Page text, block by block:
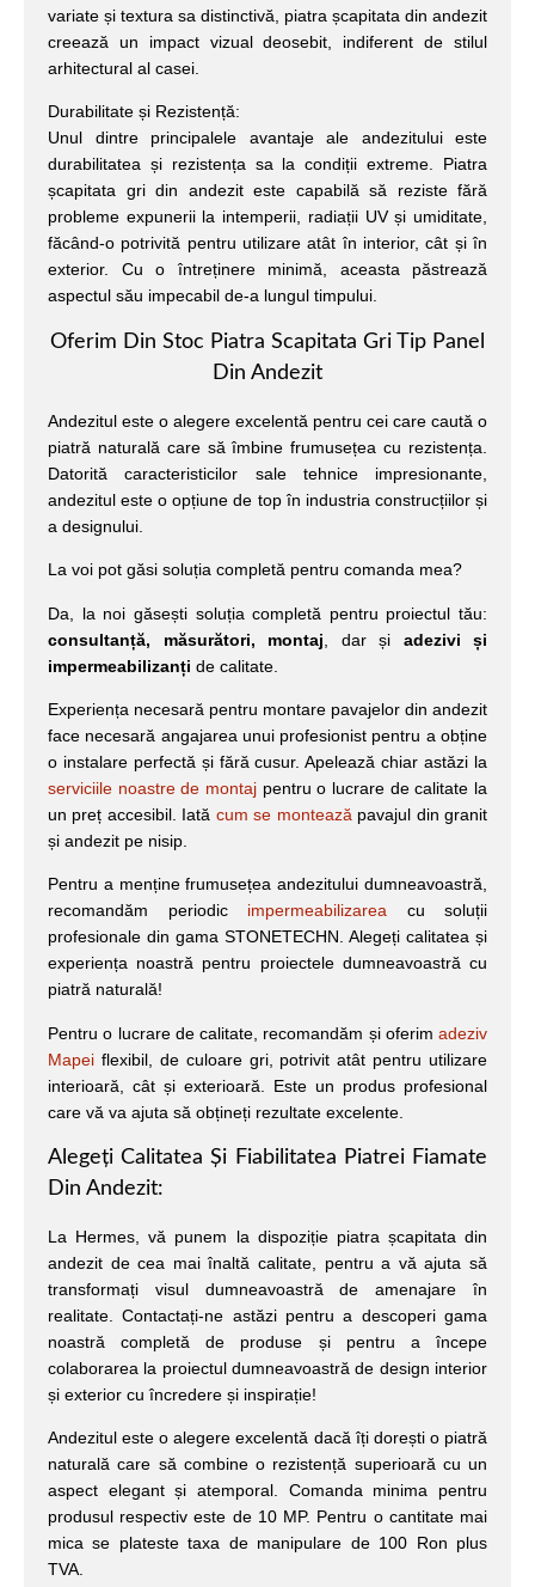
variate și textura sa distinctivă, piatra șcapitata din andezit
creează un impact vizual deosebit, indiferent de stilul
arhitectural al casei.
Durabilitate și Rezistență:
Unul dintre principalele avantaje ale andezitului este
durabilitatea și rezistența sa la condiții extreme. Piatra
șcapitata gri din andezit este capabilă să reziste fără
probleme expunerii la intemperii, radiații UV și umiditate,
făcând-o potrivită pentru utilizare atât în interior, cât și în
exterior. Cu o întreținere minimă, aceasta păstrează
aspectul său impecabil de-a lungul timpului.
Oferim Din Stoc Piatra Scapitata Gri Tip Panel
Din Andezit
Andezitul este o alegere excelentă pentru cei care caută o
piatră naturală care să îmbine frumusețea cu rezistența.
Datorită caracteristicilor sale tehnice impresionante,
andezitul este o opțiune de top în industria construcțiilor și
a designului.
La voi pot găsi soluția completă pentru comanda mea?
Da, la noi găsești soluția completă pentru proiectul tău:
consultanță, măsurători, montaj , dar și adezivi și
impermeabilizanți de calitate.
Experiența necesară pentru montare pavajelor din andezit
face necesară angajarea unui profesionist pentru a obține
o instalare perfectă și fără cusur. Apelează chiar astăzi la
serviciile noastre de montaj pentru o lucrare de calitate la
un preț accesibil. Iată cum se montează pavajul din granit
și andezit pe nisip.
Pentru a menține frumusețea andezitului dumneavoastră,
recomandăm periodic impermeabilizarea cu soluții
profesionale din gama STONETECHN. Alegeți calitatea și
experiența noastră pentru proiectele dumneavoastră cu
piatră naturală!
Pentru o lucrare de calitate, recomandăm și oferim adeziv
Mapei flexibil, de culoare gri, potrivit atât pentru utilizare
interioară, cât și exterioară. Este un produs profesional
care vă va ajuta să obțineți rezultate excelente.
Alegeți Calitatea Și Fiabilitatea Piatrei Fiamate
Din Andezit:
La Hermes, vă punem la dispoziție piatra șcapitata din
andezit de cea mai înaltă calitate, pentru a vă ajuta să
transformați visul dumneavoastră de amenajare în
realitate. Contactați-ne astăzi pentru a descoperi gama
noastră completă de produse și pentru a începe
colaborarea la proiectul dumneavoastră de design interior
și exterior cu încredere și inspirație!
Andezitul este o alegere excelentă dacă îți dorești o piatră
naturală care să combine o rezistență superioară cu un
aspect elegant și atemporal. Comanda minima pentru
produsul respectiv este de 10 MP. Pentru o cantitate mai
mica se plateste taxa de manipulare de 100 Ron plus
TVA.